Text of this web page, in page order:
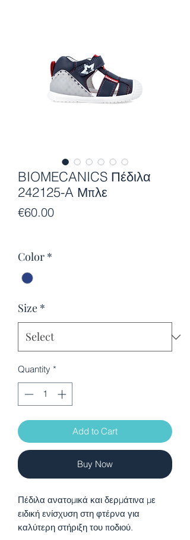
BIOMECANICS Πέδιλα
242125-A Μπλε
€60.00Price
Color *
Size *
Quantity *
Add to Cart
Buy Now
Πέδιλα ανατομικά και δερμάτινα με
ειδική ενίσχυση στη φτέρνα για
καλύτερη στήριξη του ποδιού.